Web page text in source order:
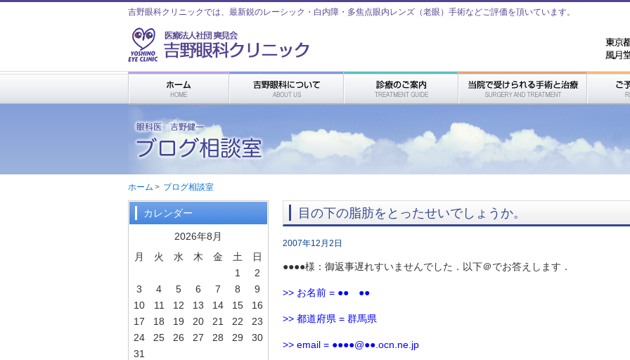
吉野眼科クリニックでは、最新鋭のレーシック・白内障・多焦点眼内レンズ（老眼）手術などご評価を頂いています。
ホーム > ブログ相談室
目の下の脂肪をとったせいでしょうか。
2007年12月2日
●●●●様：御返事遅れすいませんでした．以下＠でお答えします．
>> お名前 = ●● ●●
>> 都道府県 = 群馬県
>> email = ●●●●@●●.ocn.ne.jp
カレンダー
2026年8月
月
火 水 木 金 土 日
1
2
3
4 5 6 7 8
9
10
11 12 13 14 15
16
17
18 19 20 21 22
23
24
25 26 27 28 29
30
31